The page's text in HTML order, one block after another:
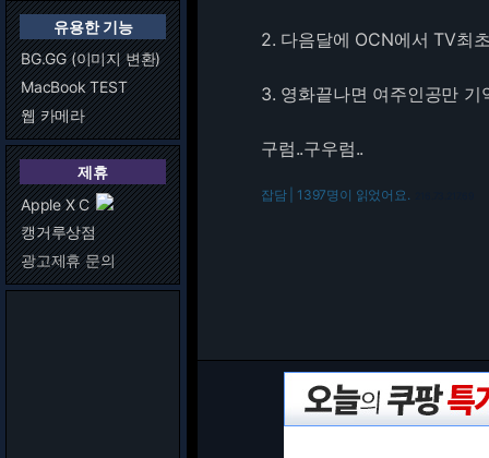
유용한 기능
BG.GG (이미지 변환)
MacBook TEST
웹 카메라
제휴
Apple X C
캥거루상점
광고제휴 문의
2. 다음달에 OCN에서 TV최
3. 영화끝나면 여주인공만 기
구럼..구우럼..
잡담 | 1397명이 읽었어요.